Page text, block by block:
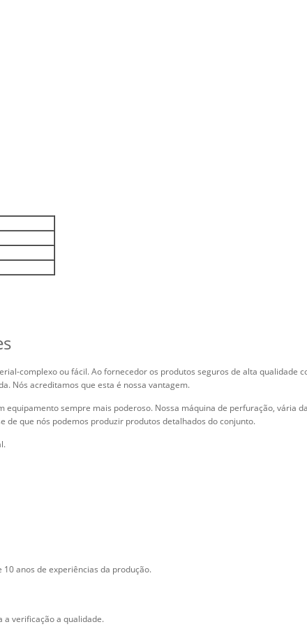
complexo ou fácil. Ao fornecedor os produtos seguros de alta qualidade
Nós acreditamos que esta é nossa vantagem.
sempre mais poderoso. Nossa máquina de perfuração, vária
que nós podemos produzir produtos detalhados do conjunto.
anos de experiências da produção.
a verificação a qualidade.